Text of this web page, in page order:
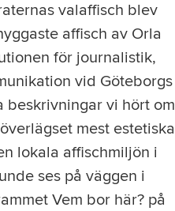
valaffisch blev
affisch av Orla
för journalistik,
vid Göteborgs
beskrivningar vi hört om
mest estetiska
lokala affischmiljön i
ses på väggen i
Vem bor här? på